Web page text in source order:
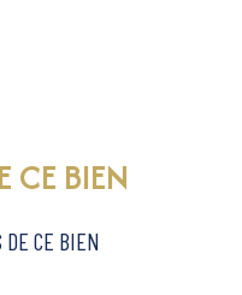
CE BIEN
DE CE BIEN